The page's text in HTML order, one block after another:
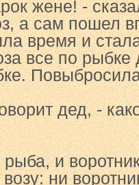
жене! -
а сам пошел
время и
все по
дед, -
и
ни